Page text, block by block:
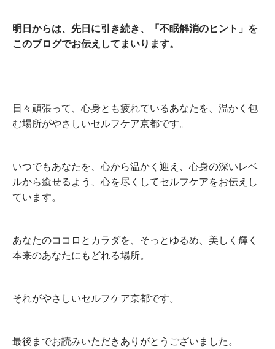
明日からは、先日に引き続き、「不眠解消のヒント」を
このブログでお伝えしてまいります。
日々頑張って、心身とも疲れているあなたを、温かく包
む場所がやさしいセルフケア京都です。
いつでもあなたを、心から温かく迎え、心身の深いレベ
ルから癒せるよう、心を尽くしてセルフケアをお伝えし
ています。
あなたのココロとカラダを、そっとゆるめ、美しく輝く
本来のあなたにもどれる場所。
それがやさしいセルフケア京都です。
最後までお読みいただきありがとうございました。